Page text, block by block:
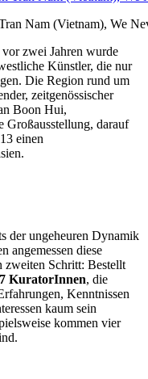
Nam (Vietnam), We
zwei Jahren wurde
Künstler, die nur
Die Region rund um
zeitgenössischer
Boon Hui,
Großausstellung, darauf
einen
der ungeheuren Dynamik
angemessen diese
zweiten Schritt: Bestellt
KuratorInnen, die
Kenntnissen
kaum sein
kommen vier